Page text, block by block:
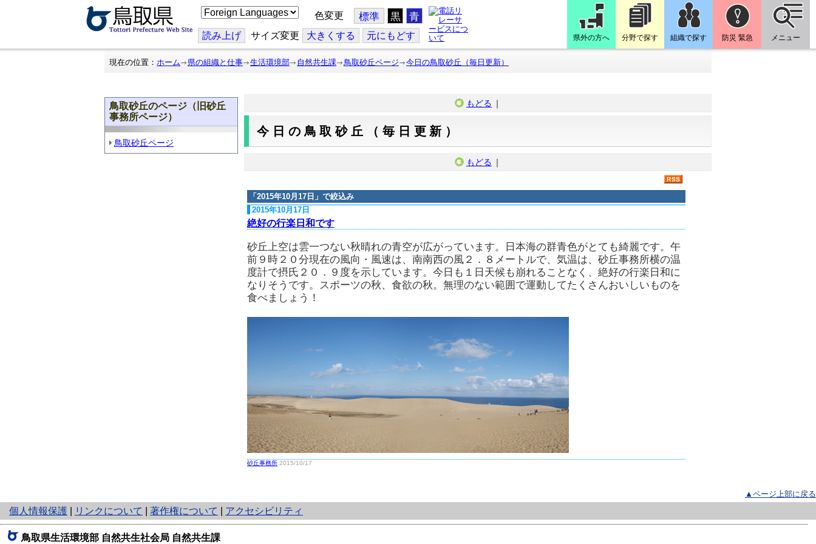
こ
の
ジ
を
翻
色変更 標準 黒 青
読み上げ サイズ変更 大きくする 元にもどす 県外の方へ 分野で探す 組織で探す 防災 緊急 メニュー
現在の位置： ホーム 県の組織と仕事 生活環境部 自然共生課 鳥取砂丘ページ 今日の鳥取砂丘（毎日更新）
鳥取砂丘のページ（旧砂丘
事務所ページ）
鳥取砂丘ページ
もどる ｜
今日の鳥取砂丘（毎日更新）
もどる ｜
「 2015年10月17日 」で絞込み
2015年10月17日
絶好の行楽日和です
砂丘上空は雲一つない秋晴れの青空が広がっています。日本海の群青色がとても綺麗です。午
前９時２０分現在の風向・風速は、南南西の風２．８メートルで、気温は、砂丘事務所横の温
度計で摂氏２０．９度を示しています。今日も１日天候も崩れることなく、絶好の行楽日和に
なりそうです。スポーツの秋、食欲の秋。無理のない範囲で運動してたくさんおいしいものを
食べましょう！
砂丘事務所 2015/10/17
▲ページ上部に戻る
個人情報保護
と
り
ネ
リンクについて 著作権について アクセシビリティ
鳥取県生活環境部 自然共生社会局 自然共生課